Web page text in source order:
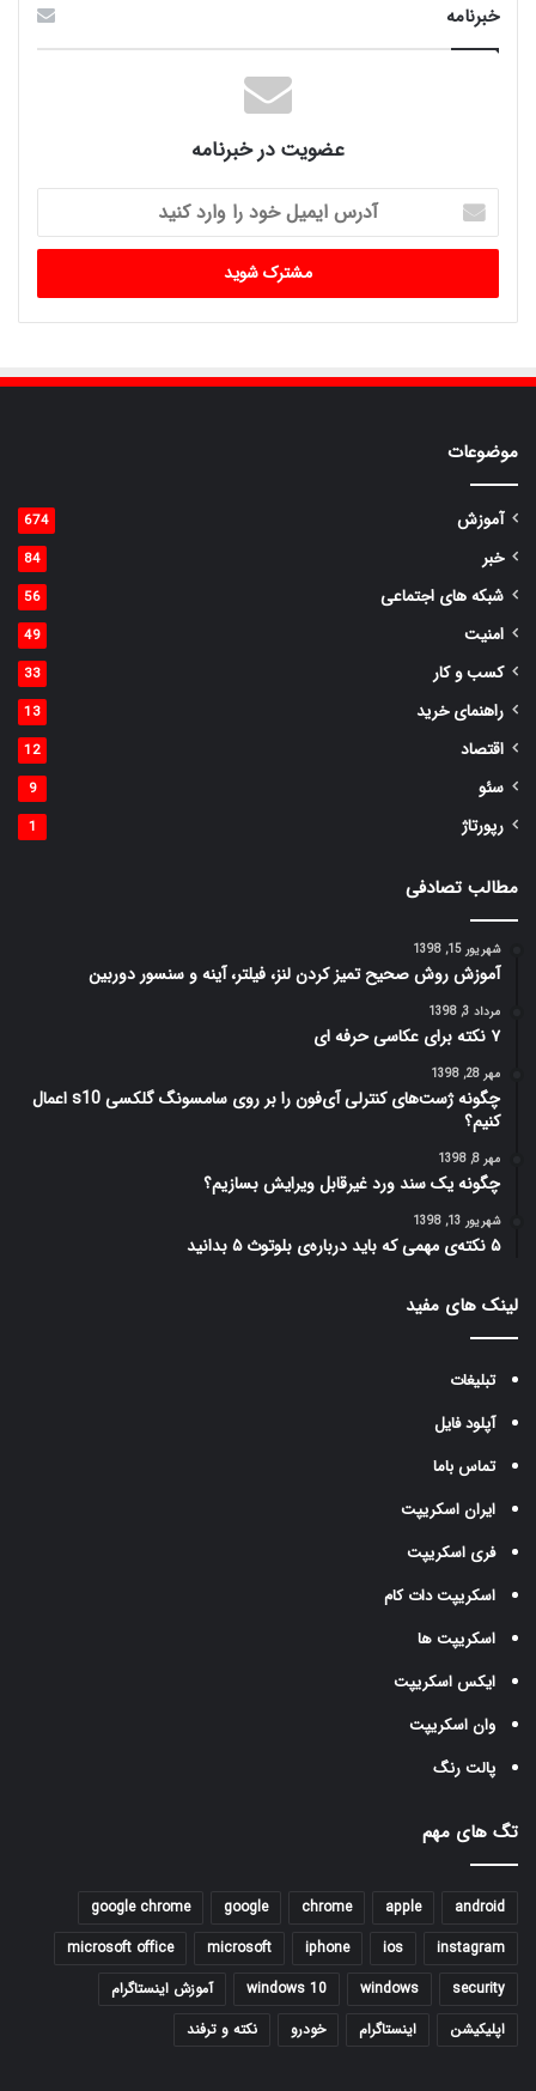
خبرنامه
عضویت در خبرنامه
آدرس
ایمیل
خود
وارد
کنید
موضوعات
آموزش 674
خبر 84
شبکه های اجتماعی 56
امنیت 49
کسب و کار 33
راهنمای خرید 13
اقتصاد 12
سئو 9
رپورتاژ 1
مطالب تصادفی
شهریور 15, 1398
آموزش روش صحیح تمیز کردن لنز، فیلتر، آینه و سنسور دوربین
مرداد 3, 1398
۷ نکته‌ برای عکاسی حرفه ای
مهر 28, 1398
چگونه ژست‌های کنترلی آی‌فون را بر روی سامسونگ گلکسی s10 اعمال
کنیم؟
مهر 8, 1398
چگونه یک سند ورد غیرقابل ویرایش بسازیم؟
شهریور 13, 1398
۵ نکته‌ی مهمی که باید درباره‌ی بلوتوث ۵ بدانید
لینک های مفید
تبلیغات
آپلود فایل
تماس باما
ایران اسکریپت
فری اسکریپت
اسکریپت دات کام
اسکریپت ها
ایکس اسکریپت
وان اسکریپت
پالت رنگ
تگ های مهم
android
apple
chrome
google
google chrome
instagram
ios
iphone
microsoft
microsoft office
security
windows
windows 10
آموزش اینستاگرام
اپلیکیشن
اینستاگرام خودرو نکته و ترفند